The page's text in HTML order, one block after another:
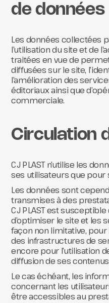
de données
Les données collectées
l’utilisation du site et de
traitées en vue de
diffusées sur le site,
l’amélioration des
éditoriaux ainsi que
commerciale.
Circulation
CJ PLAST n’utilise les
ses utilisateurs que pour
Les données sont
transmises à des
CJ PLAST est
d’optimiser le site et les
façon non limitative,
des infrastructures de
encore pour l’utilisation
diffusion de ses
Le cas échéant, les
concernant les
être accessibles au